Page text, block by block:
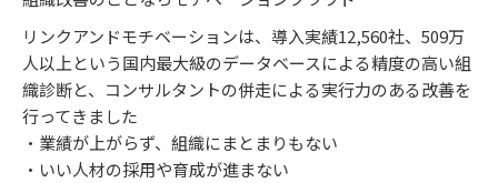
リンクアンドモチベーションは、導入実績12,560社、509万
人以上という国内最大級のデータベースによる精度の高い組
織診断と、コンサルタントの併走による実行力のある改善を
行ってきました
・業績が上がらず、組織にまとまりもない
・いい人材の採用や育成が進まない